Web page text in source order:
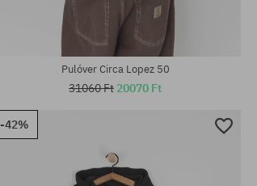
Pulóver Circa Lopez 50
31060 Ft 20070 Ft
-42%